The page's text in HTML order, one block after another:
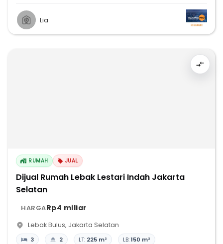
Lia
RUMAH JUAL
Dijual Rumah Lebak Lestari Indah Jakarta
Selatan
HARGARp4 miliar
Lebak Bulus, Jakarta Selatan
3 2 LT: 225 m² LB:150 m²